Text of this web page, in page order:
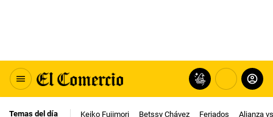
Temas del día Keiko Fujimori Betssy Chávez Feriados Alianza